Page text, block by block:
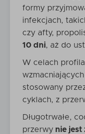
formy
infekcjach,
czy afty,
10 dni, aż do
W celach
stosowany
cyklach, z
Długotrwałe,
przerwy nie jest